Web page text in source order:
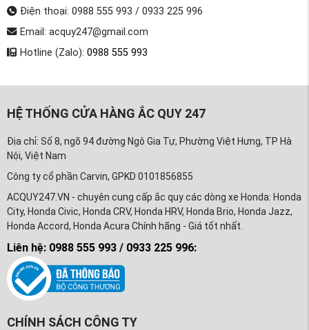
Điện thoại: 0988 555 993 / 0933 225 996
Email: acquy247@gmail.com
Hotline (Zalo): 0988 555 993
HỆ THỐNG CỬA HÀNG ẮC QUY 247
Địa chỉ: Số 8, ngõ 94 đường Ngô Gia Tự, Phường Việt Hưng, TP Hà
Nội, Việt Nam
Công ty cổ phần Carvin, GPKD 0101856855
ACQUY247.VN - chuyên cung cấp ắc quy các dòng xe Honda: Honda
City, Honda Civic, Honda CRV, Honda HRV, Honda Brio, Honda Jazz,
Honda Accord, Honda Acura Chính hãng - Giá tốt nhất.
Liên hệ: 0988 555 993 / 0933 225 996:
CHÍNH SÁCH CÔNG TY